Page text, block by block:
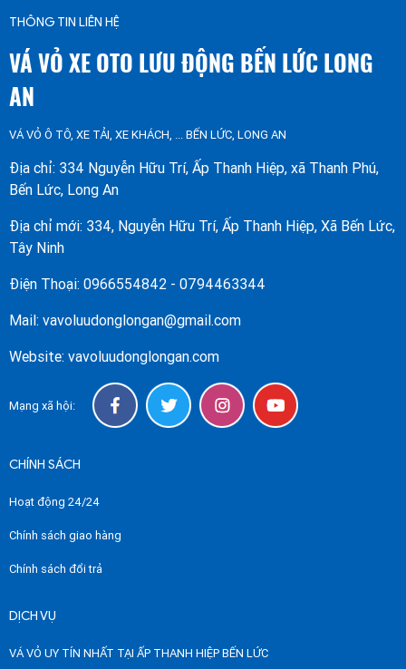
THÔNG TIN LIÊN HỆ
VÁ VỎ XE OTO LƯU ĐỘNG BẾN LỨC LONG
AN
VÁ VỎ Ô TÔ, XE TẢI, XE KHÁCH, ... BẾN LỨC, LONG AN
Địa chỉ: 334 Nguyễn Hữu Trí, Ấp Thanh Hiệp, xã Thanh Phú,
Bến Lức, Long An
Địa chỉ mới: 334, Nguyễn Hữu Trí, Ấp Thanh Hiệp, Xã Bến Lức,
Tây Ninh
Điện Thoại: 0966554842 - 0794463344
Mail: vavoluudonglongan@gmail.com
Website: vavoluudonglongan.com
Mạng xã hội:
CHÍNH SÁCH
Hoạt động 24/24
Chính sách giao hàng
Chính sách đổi trả
DỊCH VỤ
VÁ VỎ UY TÍN NHẤT TẠI ẤP THANH HIỆP BẾN LỨC